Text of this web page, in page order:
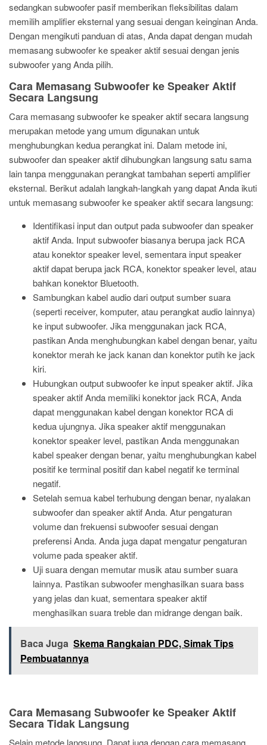
sedangkan subwoofer pasif memberikan fleksibilitas dalam
memilih amplifier eksternal yang sesuai dengan keinginan Anda.
Dengan mengikuti panduan di atas, Anda dapat dengan mudah
memasang subwoofer ke speaker aktif sesuai dengan jenis
subwoofer yang Anda pilih.
Cara Memasang Subwoofer ke Speaker Aktif
Secara Langsung
Cara memasang subwoofer ke speaker aktif secara langsung
merupakan metode yang umum digunakan untuk
menghubungkan kedua perangkat ini. Dalam metode ini,
subwoofer dan speaker aktif dihubungkan langsung satu sama
lain tanpa menggunakan perangkat tambahan seperti amplifier
eksternal. Berikut adalah langkah-langkah yang dapat Anda ikuti
untuk memasang subwoofer ke speaker aktif secara langsung:
Identifikasi input dan output pada subwoofer dan speaker
aktif Anda. Input subwoofer biasanya berupa jack RCA
atau konektor speaker level, sementara input speaker
aktif dapat berupa jack RCA, konektor speaker level, atau
bahkan konektor Bluetooth.
Sambungkan kabel audio dari output sumber suara
(seperti receiver, komputer, atau perangkat audio lainnya)
ke input subwoofer. Jika menggunakan jack RCA,
pastikan Anda menghubungkan kabel dengan benar, yaitu
konektor merah ke jack kanan dan konektor putih ke jack
kiri.
Hubungkan output subwoofer ke input speaker aktif. Jika
speaker aktif Anda memiliki konektor jack RCA, Anda
dapat menggunakan kabel dengan konektor RCA di
kedua ujungnya. Jika speaker aktif menggunakan
konektor speaker level, pastikan Anda menggunakan
kabel speaker dengan benar, yaitu menghubungkan kabel
positif ke terminal positif dan kabel negatif ke terminal
negatif.
Setelah semua kabel terhubung dengan benar, nyalakan
subwoofer dan speaker aktif Anda. Atur pengaturan
volume dan frekuensi subwoofer sesuai dengan
preferensi Anda. Anda juga dapat mengatur pengaturan
volume pada speaker aktif.
Uji suara dengan memutar musik atau sumber suara
lainnya. Pastikan subwoofer menghasilkan suara bass
yang jelas dan kuat, sementara speaker aktif
menghasilkan suara treble dan midrange dengan baik.
Baca Juga Skema Rangkaian PDC, Simak Tips
Pembuatannya
Cara Memasang Subwoofer ke Speaker Aktif
Secara Tidak Langsung
Selain metode langsung, Dapat juga dengan cara memasang